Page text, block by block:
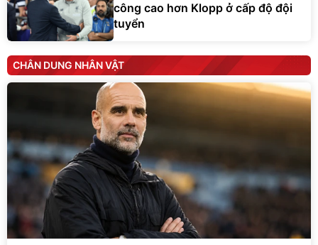
công cao hơn Klopp ở cấp độ đội
tuyển
CHÂN DUNG NHÂN VẬT